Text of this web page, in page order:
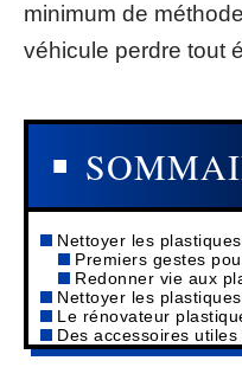
minimum de
véhicule perdre tout
Nettoyer les
Premiers gestes
Redonner vie aux
Nettoyer les
Le rénovateur
Des accessoires